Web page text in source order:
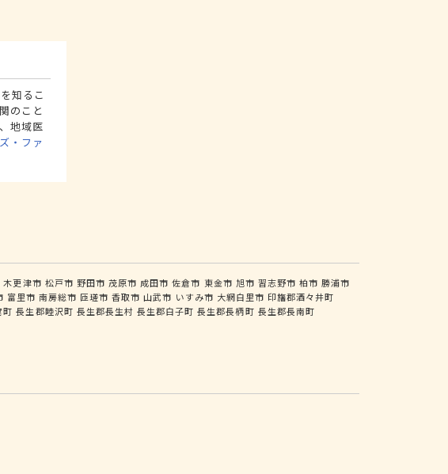
知るこ
のこと
地域医
・ファ
木更津市 松戸市 野田市 茂原市 成田市 佐倉市 東金市 旭市 習志野市 柏市 勝浦市
富里市 南房総市 匝瑳市 香取市 山武市 いすみ市 大網白里市 印旛郡酒々井町
町 長生郡睦沢町 長生郡長生村 長生郡白子町 長生郡長柄町 長生郡長南町